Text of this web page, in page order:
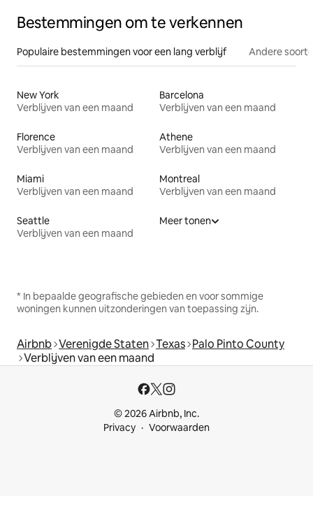
Bestemmingen om te verkennen
Populaire bestemmingen voor een lang verblijf Andere
New York
Verblijven van een maand
Barcelona
Verblijven van een maand
Florence
Verblijven van een maand
Athene
Verblijven van een maand
Miami
Verblijven van een maand
Montreal
Verblijven van een maand
Seattle
Verblijven van een maand
Meer tonen
* In bepaalde geografische gebieden en voor sommige
woningen kunnen uitzonderingen van toepassing zijn.
Airbnb Verenigde Staten Texas Palo Pinto County
Verblijven van een maand
© 2026 Airbnb, Inc.
Privacy
Voorwaarden